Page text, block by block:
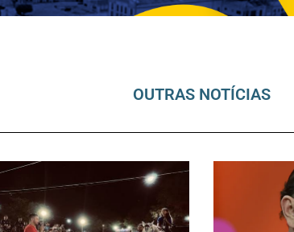
OUTRAS NOTÍCIAS